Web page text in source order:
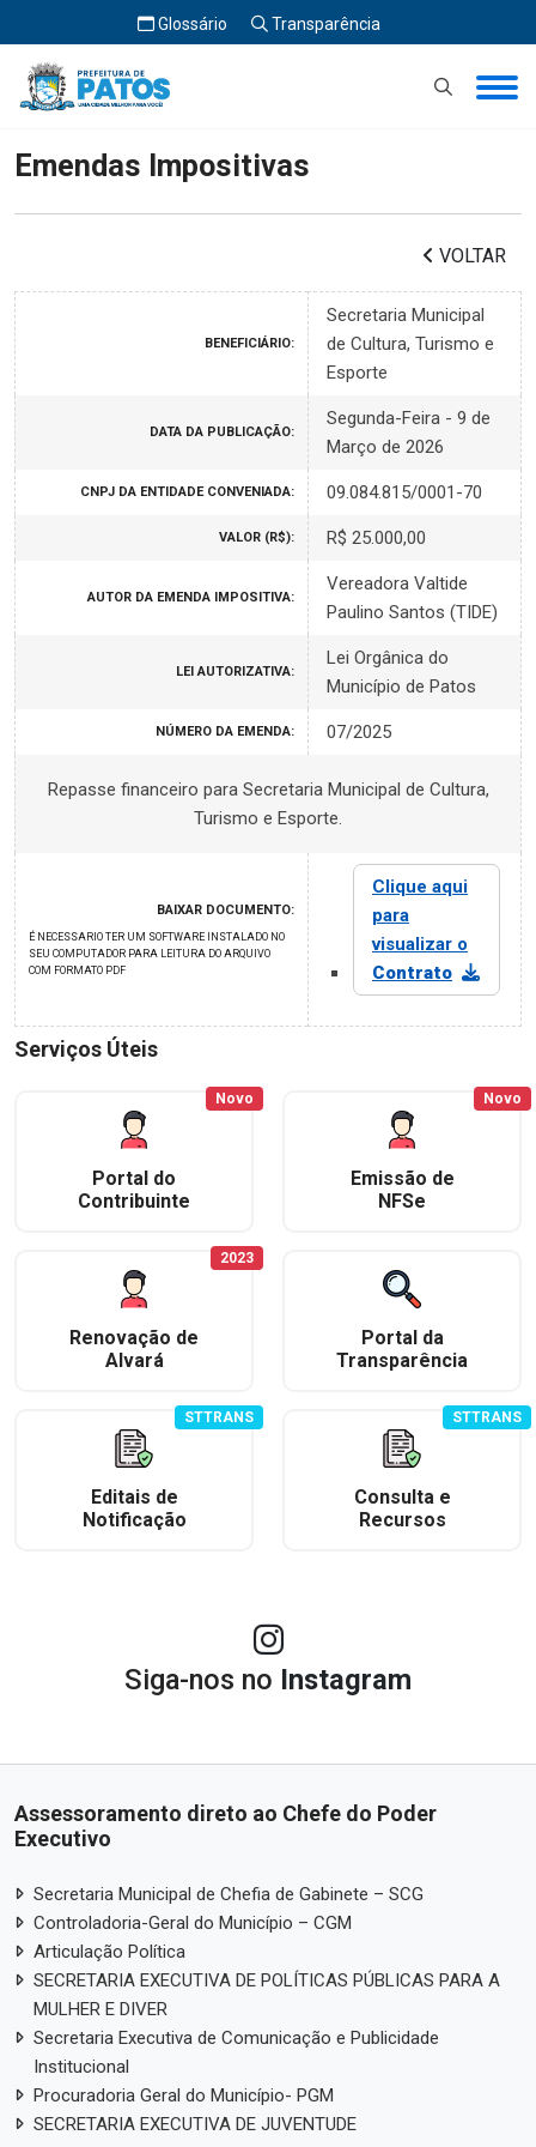
Glossário Transparência
Início Emendas Impositivas
Emendas Impositivas
VOLTAR
BENEFICIÁRIO:
Secretaria Municipal
de Cultura, Turismo e
Esporte
DATA DA PUBLICAÇÃO:
Segunda-Feira - 9 de
Março de 2026
CNPJ DA ENTIDADE CONVENIADA: 09.084.815/0001-70
VALOR (R$): R$ 25.000,00
AUTOR DA EMENDA IMPOSITIVA:
Vereadora Valtide
Paulino Santos (TIDE)
LEI AUTORIZATIVA:
Lei Orgânica do
Município de Patos
NÚMERO DA EMENDA: 07/2025
Repasse financeiro para Secretaria Municipal de Cultura,
Turismo e Esporte.
BAIXAR DOCUMENTO:
É NECESSARIO TER UM SOFTWARE INSTALADO NO
SEU COMPUTADOR PARA LEITURA DO ARQUIVO
COM FORMATO PDF
Clique aqui
para
visualizar o
Contrato
Serviços Úteis
Portal do
Contribuinte
Novo
Emissão de
NFSe
Novo
Renovação de
Alvará
2023
Portal da
Transparência
Editais de
Notificação
STTRANS
Consulta e
Recursos
STTRANS
Siga-nos no Instagram
Assessoramento direto ao Chefe do Poder
Executivo
Secretaria Municipal de Chefia de Gabinete – SCG
Controladoria-Geral do Município – CGM
Articulação Política
SECRETARIA EXECUTIVA DE POLÍTICAS PÚBLICAS PARA A
MULHER E DIVER
Secretaria Executiva de Comunicação e Publicidade
Institucional
Procuradoria Geral do Município- PGM
SECRETARIA EXECUTIVA DE JUVENTUDE